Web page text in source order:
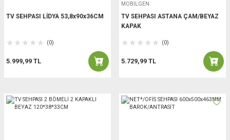
TV SEHPASI LİDYA 53,8x90x36CM
(0)
5.999,99 TL
MOBİLGEN
TV SEHPASI ASTANA ÇAM/BEYAZ
KAPAK
(0)
5.729,99 TL